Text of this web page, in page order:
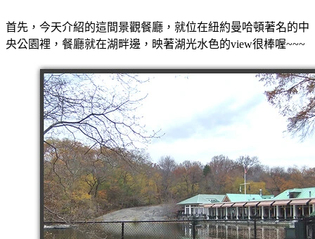
首先，今天介紹的這間景觀餐廳，就位在紐約曼哈頓著名的中
央公園裡，餐廳就在湖畔邊，映著湖光水色的view很棒喔~~~